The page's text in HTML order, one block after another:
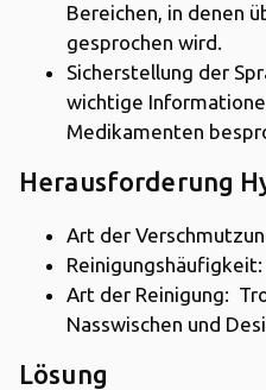
Bereichen, in denen
gesprochen wird.
Sicherstellung der
wichtige
Medikamenten
Herausforderung
Art der
Art der Reinigung:
Nasswischen und
Lösung